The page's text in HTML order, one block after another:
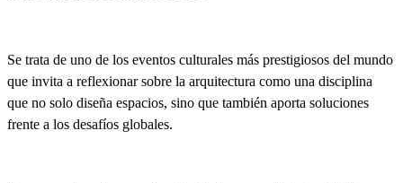
Se trata de uno de los eventos culturales más prestigiosos del mundo
que invita a reflexionar sobre la arquitectura como una disciplina
que no solo diseña espacios, sino que también aporta soluciones
frente a los desafíos globales.